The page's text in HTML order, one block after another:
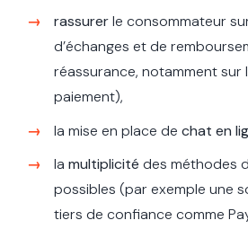
rassurerle consommateur
d’échanges et de
réassurance, notamment sur
paiement),
la mise en place de chat en
la multiplicité des méthodes
possibles (par exemple une
tiers de confiance comme